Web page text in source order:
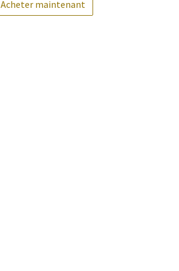
Acheter maintenant